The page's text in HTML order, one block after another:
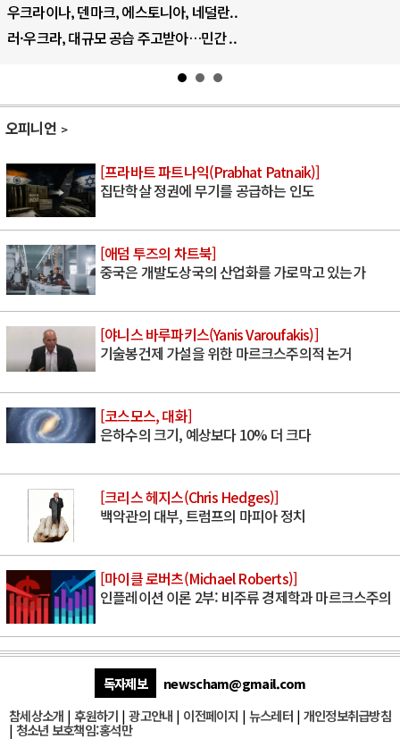
우크라이나, 덴마크, 에스토니아, 네덜란..
러·우크라, 대규모 공습 주고받아…민간 ..
오피니언
[프라바트 파트나익(Prabhat Patnaik)]
집단학살 정권에 무기를 공급하는 인도
[애덤 투즈의 차트북]
중국은 개발도상국의 산업화를 가로막고 있는가
[야니스 바루파키스(Yanis Varoufakis)]
기술봉건제 가설을 위한 마르크스주의적 논거
[코스모스, 대화]
은하수의 크기, 예상보다 10% 더 크다
[크리스 헤지스(Chris Hedges)]
백악관의 대부, 트럼프의 마피아 정치
[마이클 로버츠(Michael Roberts)]
인플레이션 이론 2부: 비주류 경제학과 마르크스주의
독자제보
newscham@gmail.com
참세상소개 | 후원하기 |광고안내 | 이전페이지 | 뉴스레터| 개인정보취급방침
| 청소년 보호책임:홍석만